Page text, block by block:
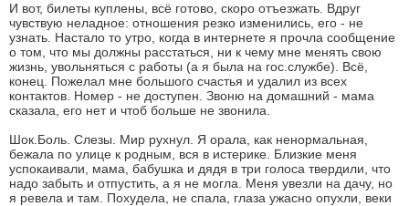
И вот, билеты куплены, всё готово, скоро отъезжать. Вдруг
чувствую неладное: отношения резко изменились, его - не
узнать. Настало то утро, когда в интернете я прочла сообщение
о том, что мы должны расстаться, ни к чему мне менять свою
жизнь, увольняться с работы (а я была на гос.службе). Всё,
конец. Пожелал мне большого счастья и удалил из всех
контактов. Номер - не доступен. Звоню на домашний - мама
сказала, его нет и чтоб больше не звонила.
Шок.Боль. Слезы. Мир рухнул. Я орала, как ненормальная,
бежала по улице к родным, вся в истерике. Близкие меня
успокаивали, мама, бабушка и дядя в три голоса твердили, что
надо забыть и отпустить, а я не могла. Меня увезли на дачу, но
я ревела и там. Похудела, не спала, глаза ужасно опухли, веки